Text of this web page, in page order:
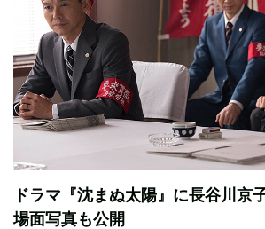
ドラマ『沈まぬ太陽』に長谷川京
場面写真も公開